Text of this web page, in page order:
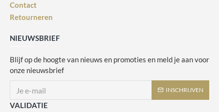
Contact
Retourneren
NIEUWSBRIEF
Blijf op de hoogte van nieuws en promoties en meld je aan voor
onze nieuwsbrief
INSCHRIJVEN
VALIDATIE